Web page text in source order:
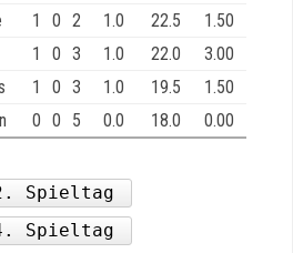
1 0 2 1.0 22.5
1.50
1 0 3 1.0 22.0
3.00
1 0 3 1.0 19.5
1.50
0 0 5 0.0 18.0 0.00
Spieltag
Spieltag